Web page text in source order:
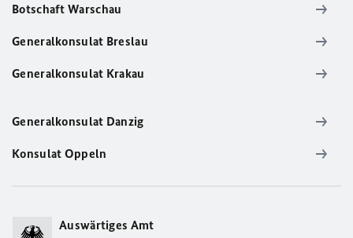
Botschaft Warschau
Generalkonsulat Breslau
Generalkonsulat Krakau
Generalkonsulat Danzig
Konsulat Oppeln
Auswärtiges Amt